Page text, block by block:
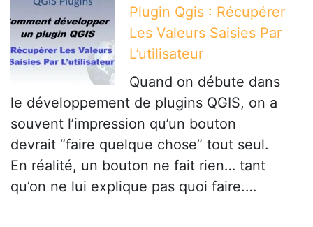
Plugin Qgis : Récupérer
Les Valeurs Saisies Par
L’utilisateur
Quand on débute dans
le développement de plugins QGIS, on a
souvent l’impression qu’un bouton
devrait “faire quelque chose” tout seul.
En réalité, un bouton ne fait rien… tant
qu’on ne lui explique pas quoi faire.…